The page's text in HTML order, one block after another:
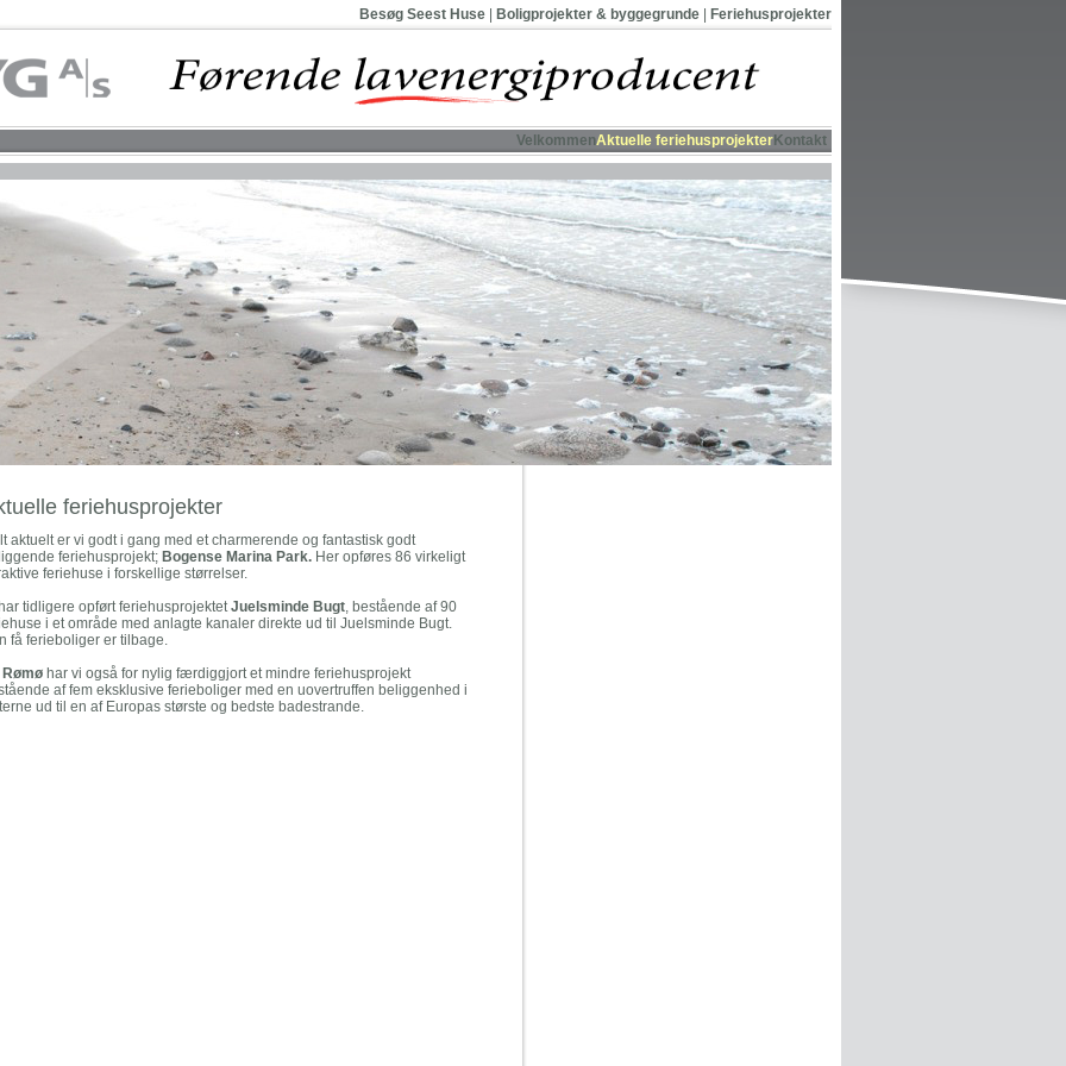
Besøg Seest Huse Boligprojekter & byggegrunde Feriehusprojekter
VelkommenAktuelle feriehusprojekter Kontakt
feriehusprojekter
aktuelt er vi godt i gang med et charmerende og fantastisk godt
feriehusprojekt; Bogense Marina Park. Her opføres 86 virkeligt
feriehuse i forskellige størrelser.
tidligere opført feriehusprojektetJuelsminde Bugt, bestående af 90
i et område med anlagte kanaler direkte ud til Juelsminde Bugt.
få ferieboliger er tilbage.
Rømø har vi også for nylig færdiggjort et mindre feriehusprojekt
af fem eksklusive ferieboliger med en uovertruffen beliggenhed i
ud til en af Europas største og bedste badestrande.